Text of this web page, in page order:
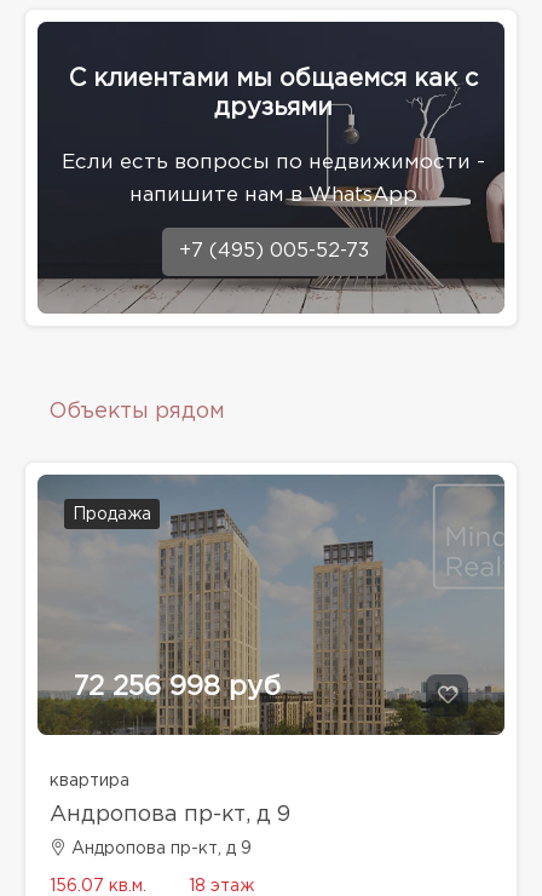
С клиентами мы общаемся как с
друзьями
Eсли есть вопросы по недвижимости -
напишите нам в WhatsApp
+7 (495) 005-52-73
Объекты рядом
Продажа
72 256 998 руб
квартира
Андропова пр-кт, д 9
Андропова пр-кт, д 9
156.07 кв.м. 18 этаж